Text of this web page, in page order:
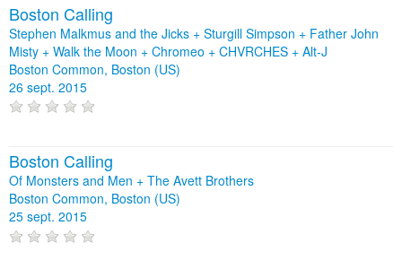
Boston Calling
Stephen Malkmus and the Jicks + Sturgill Simpson + Father John
Misty + Walk the Moon + Chromeo + CHVRCHES + Alt-J
Boston Common, Boston (US)
26 sept. 2015
Boston Calling
Of Monsters and Men + The Avett Brothers
Boston Common, Boston (US)
25 sept. 2015